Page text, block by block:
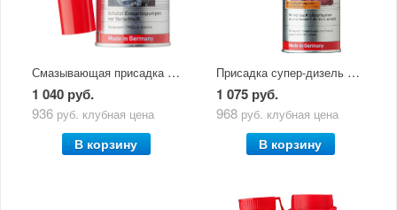
Смазывающая присадка д/диз.сист. Diesel Schmier-Additiv (0,15л) 7504
1 040 руб.
936 руб. клубная цена
В корзину
Присадка супер-дизель Super Diesel Additiv (0,25л) 1991
1 075 руб.
968 руб. клубная цена
В корзину